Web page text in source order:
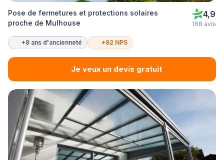
Pose de fermetures et protections solaires
proche de Mulhouse
4,9
168 avis
+9 ans d'ancienneté +92 NPS
Je veux un devis gratuit